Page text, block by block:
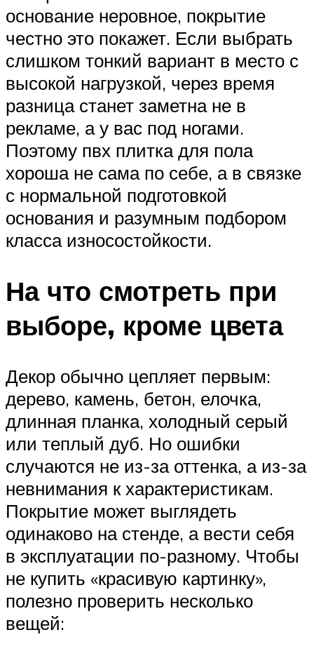
основание неровное, покрытие
честно это покажет. Если выбрать
слишком тонкий вариант в место с
высокой нагрузкой, через время
разница станет заметна не в
рекламе, а у вас под ногами.
Поэтому пвх плитка для пола
хороша не сама по себе, а в связке
с нормальной подготовкой
основания и разумным подбором
класса износостойкости.
На что смотреть при
выборе, кроме цвета
Декор обычно цепляет первым:
дерево, камень, бетон, елочка,
длинная планка, холодный серый
или теплый дуб. Но ошибки
случаются не из-за оттенка, а из-за
невнимания к характеристикам.
Покрытие может выглядеть
одинаково на стенде, а вести себя
в эксплуатации по-разному. Чтобы
не купить «красивую картинку»,
полезно проверить несколько
вещей: